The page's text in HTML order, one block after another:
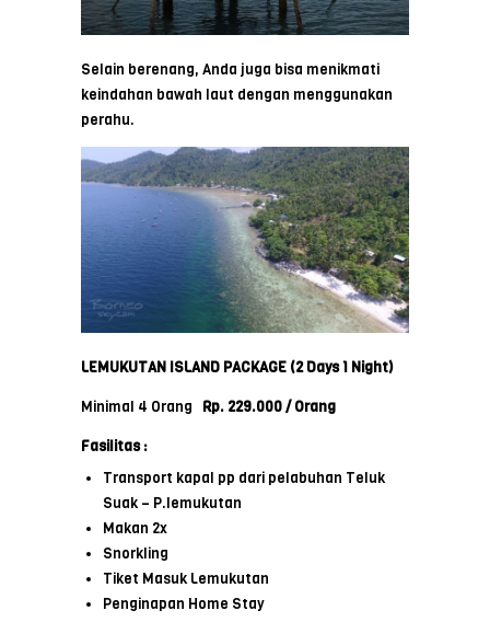
Selain berenang, Anda juga bisa menikmati
keindahan bawah laut dengan menggunakan
perahu.
LEMUKUTAN ISLAND PACKAGE (2 Days 1 Night)
Minimal 4 Orang Rp. 229.000 / Orang
Fasilitas :
Transport kapal pp dari pelabuhan Teluk
Suak – P.lemukutan
Makan 2x
Snorkling
Tiket Masuk Lemukutan
Penginapan Home Stay